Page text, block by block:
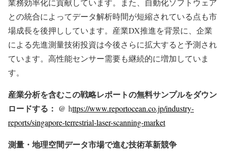
業務効率化に貢献しています。また、自動化ソフトウェア
との統合によってデータ解析時間が短縮されている点も市
場成長を後押ししています。産業DX推進を背景に、企業
による先進測量技術投資は今後さらに拡大すると予測され
ています。高性能センサー需要も継続的に増加していま
す。
産業分析を含むこの戦略レポートの無料サンプルをダウン
ロードする： @ https://www.reportocean.co.jp/industry-
reports/singapore-terrestrial-laser-scanning-market
測量・地理空間データ市場で進む技術革新競争